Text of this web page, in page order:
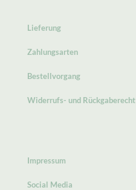
Lieferung
Zahlungsarten
Bestellvorgang
Widerrufs- und Rückgaberecht
Impressum
Social Media